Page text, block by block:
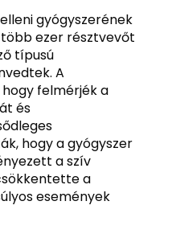
gyógyszerének
ezer résztvevőt
típusú
A
felmérjék a
és
hogy a gyógyszer
a szív
a
események